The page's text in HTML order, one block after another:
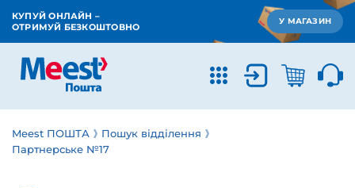
КУПУЙ ОНЛАЙН –
ОТРИМУЙ БЕЗКОШТОВНО
У МАГАЗИН
Meest ПОШТА
Пошук відділення
Партнерське №17